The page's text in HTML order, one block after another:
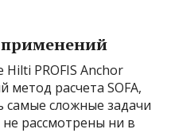
PROFIS Anchor
расчета SOFA,
сложные задачи
рассмотрены ни в